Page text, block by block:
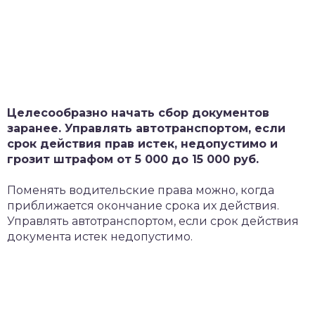
Целесообразно начать сбор документов
заранее. Управлять автотранспортом, если
срок действия прав истек, недопустимо и
грозит штрафом от 5 000 до 15 000 руб.
Поменять водительские права можно, когда
приближается окончание срока их действия.
Управлять автотранспортом, если срок действия
документа истек недопустимо.